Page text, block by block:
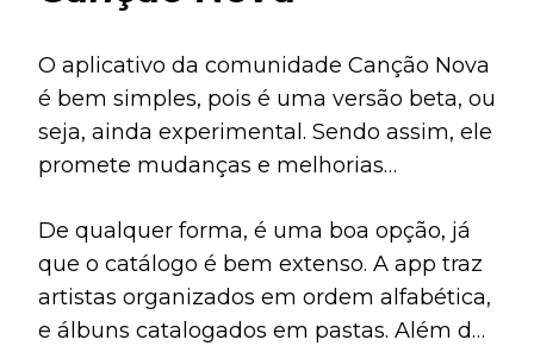
O aplicativo da comunidade Canção Nova
é bem simples, pois é uma versão beta, ou
seja, ainda experimental. Sendo assim, ele
promete mudanças e melhorias
De qualquer forma, é uma boa opção, já
que o catálogo é bem extenso. A app traz
artistas organizados em ordem alfabética,
e álbuns catalogados em pastas. Além das